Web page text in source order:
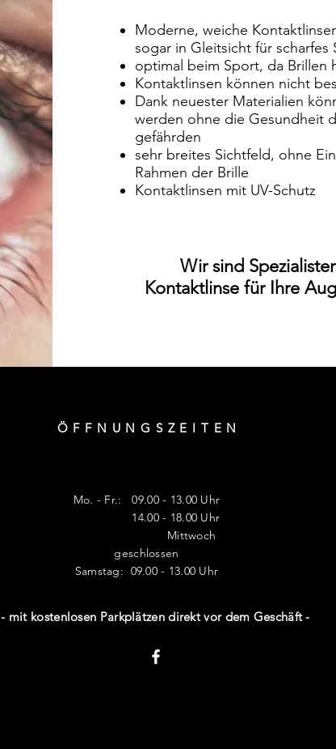
Moderne, weiche
sogar in Gleitsicht für
optimal beim Sport, da Brillen
Kontaktlinsen können nicht
Dank neuester Materialien
werden ohne die Gesundheit
gefährden
sehr breites Sichtfeld, ohne
Rahmen der Brille
Kontaktlinsen mit UV-Schutz
​Wir sind
Kontaktlinse für Ihre
ÖFFNUNGSZEITE N
Mo. - Fr.: 09.00 - 13.00 Uhr
14.00 - 18.00 Uhr
Mittwoch
geschlossen
​​Samstag: 09.00 - 13.00 Uhr
- mit kostenlosen Parkplätzen direkt vor dem Geschäft -